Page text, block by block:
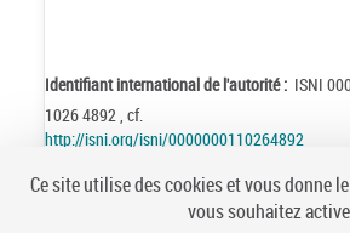
Identifiant international de l'autorité : ISNI
1026 4892 , cf.
http://isni.org/isni/0000000110264892
Notice n° :FRBNF13596306
Mise à jour :21/06/
Ce site utilise des cookies et vous donne
vous souhaitez